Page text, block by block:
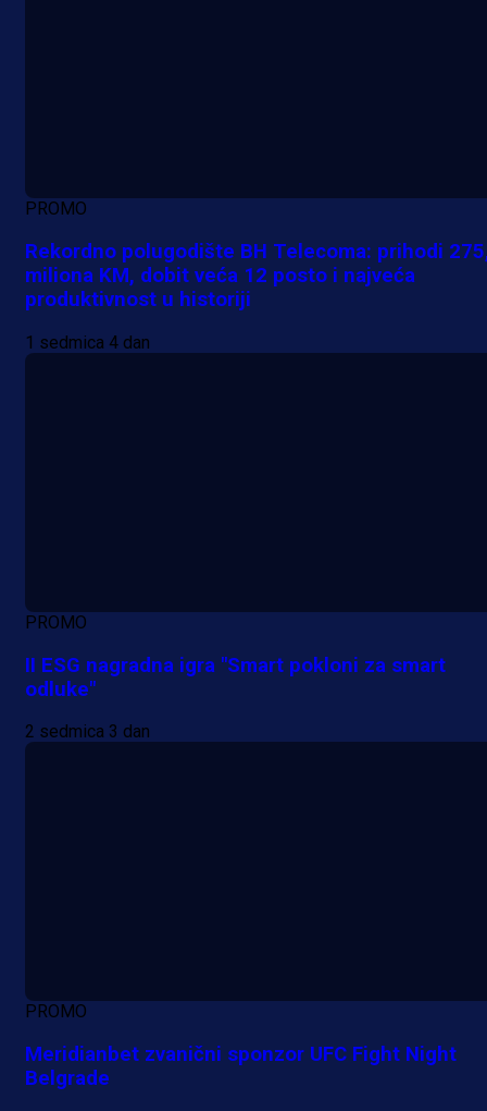
PROMO
Rekordno polugodište BH Telecoma: prihodi
miliona KM, dobit veća 12 posto i najveća
produktivnost u historiji
1 sedmica 4 dan
PROMO
II ESG nagradna igra "Smart pokloni za smart
odluke"
2 sedmica 3 dan
PROMO
Meridianbet zvanični sponzor UFC Fight Night
Belgrade